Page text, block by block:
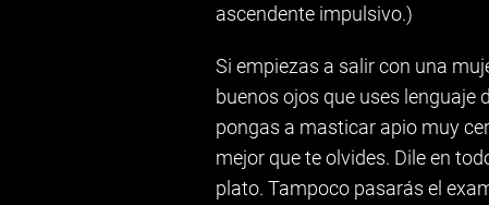
ascendente impulsivo.)
Si empiezas a salir con una
buenos ojos que uses lenguaje
pongas a masticar apio muy
mejor que te olvides. Dile en
plato. Tampoco pasarás el